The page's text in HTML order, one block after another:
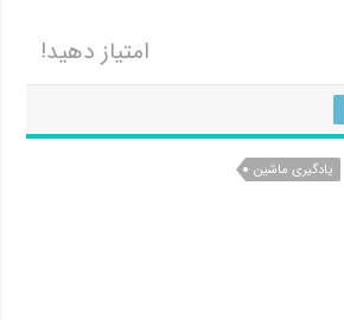
امتیاز دهید!
یادگیری ماشین